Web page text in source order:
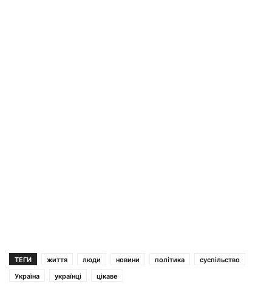
ТЕГИ життя люди новини політика
суспільство
Україна
українці цікаве